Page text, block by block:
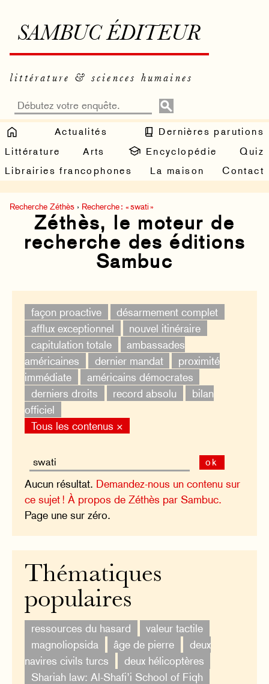
SAMBUC ÉDITEUR
littérature & sciences humaines
Actualités
Dernières parutions
Littérature
Arts Encyclopédie
Quiz
Librairies francophones
La maison Contact
Recherche Zéthès › Recherche : « swati »
Zéthès, le moteur de
recherche des éditions
Sambuc
façon proactive
désarmement complet
afflux exceptionnel
nouvel itinéraire
capitulation totale
ambassades
américaines
dernier mandat
proximité
immédiate
américains démocrates
derniers droits
record absolu
bilan
officiel
Tous les contenus ×
ok
Aucun résultat. Demandez-nous un contenu sur
ce sujet ! À propos de Zéthès par Sambuc.
Page une sur zéro.
Thématiques
populaires
ressources du hasard
valeur tactile
magnoliopsida
âge de pierre
deux
navires civils turcs
deux hélicoptères
Shariah law: Al-Shafi’i School of Fiqh